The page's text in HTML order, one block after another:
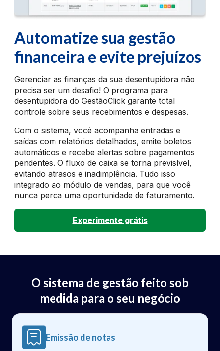
Automatize sua gestão
financeira e evite prejuízos
Gerenciar as finanças da sua desentupidora não
precisa ser um desafio! O programa para
desentupidora do GestãoClick garante total
controle sobre seus recebimentos e despesas.
Com o sistema, você acompanha entradas e
saídas com relatórios detalhados, emite boletos
automáticos e recebe alertas sobre pagamentos
pendentes. O fluxo de caixa se torna previsível,
evitando atrasos e inadimplência. Tudo isso
integrado ao módulo de vendas, para que você
nunca perca uma oportunidade de faturamento.
Experimente grátis
O sistema de gestão feito sob
medida para o seu negócio
Emissão de notas